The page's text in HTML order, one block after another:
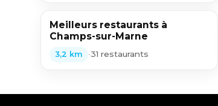
Meilleurs restaurants à
Champs-sur-Marne
3,2 km •31 restaurants